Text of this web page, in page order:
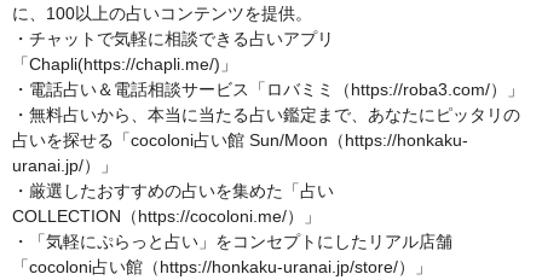
に、100以上の占いコンテンツを提供。
・チャットで気軽に相談できる占いアプリ
「Chapli(https://chapli.me/)」
・電話占い＆電話相談サービス「ロバミミ（https://roba3.com/）」
・無料占いから、本当に当たる占い鑑定まで、あなたにピッタリの
占いを探せる「cocoloni占い館 Sun/Moon（https://honkaku-
uranai.jp/）」
・厳選したおすすめの占いを集めた「占い
COLLECTION（https://cocoloni.me/）」
・「気軽にぷらっと占い」をコンセプトにしたリアル店舗
「cocoloni占い館（https://honkaku-uranai.jp/store/）」